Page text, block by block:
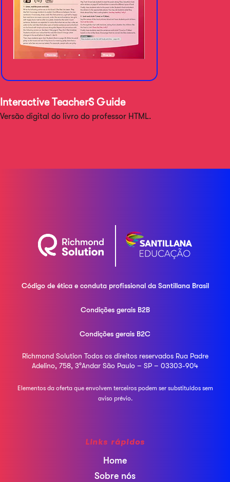
Interactive Teacher´s Guide
Versão digital do livro do professor HTML.
Código de ética e conduta profissional daSantillana Brasil
Condições gerais B2B
Condições gerais B2C
Richmond Solution Todos os direitos reservados Rua Padre
Adelino, 758, 3°Andar São Paulo – SP – 03303-904
Elementos da oferta que envolvem terceiros podem sersubstituídos sem
aviso prévio.
Links rápidos
Home
Sobre nós